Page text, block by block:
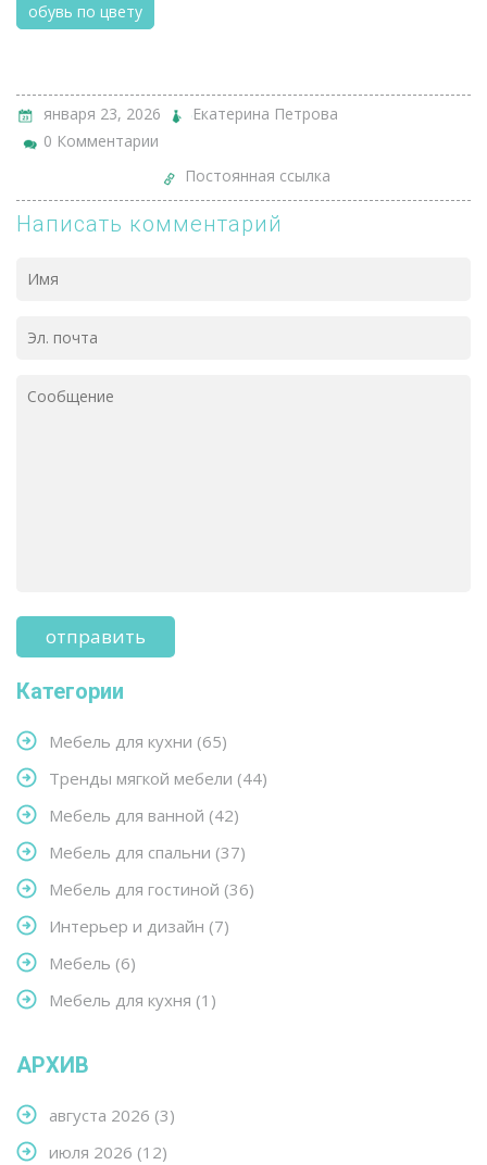
обувь по цвету
января 23, 2026
Екатерина Петрова
0 Комментарии
Постоянная ссылка
Написать комментарий
Категории
Мебель для кухни (65)
Тренды мягкой мебели (44)
Мебель для ванной (42)
Мебель для спальни (37)
Мебель для гостиной (36)
Интерьер и дизайн (7)
Мебель (6)
Мебель для кухня (1)
АРХИВ
августа 2026 (3)
июля 2026 (12)